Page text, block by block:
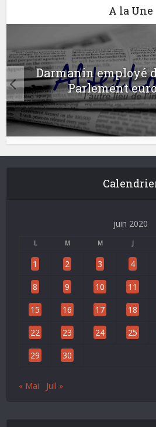
A la Une
Darmanin employé
Parlement
juin 2020
L M M J
1 2 3 4
8 9 10 11
15 16 17 18
22 23 24 25
29 30
« Mai Juil »